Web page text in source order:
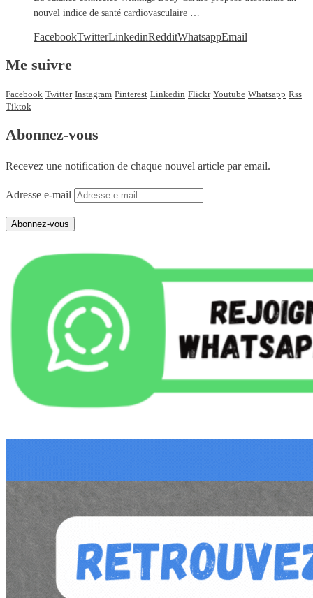
nouvel indice de santé cardiovasculaire …
FacebookTwitterLinkedinRedditWhatsappEmail
Me suivre
Facebook Twitter Instagram Pinterest Linkedin Flickr Youtube Whatsapp Rss
Tiktok
Abonnez-vous
Recevez une notification de chaque nouvel article par email.
Adresse e-mail
Abonnez-vous